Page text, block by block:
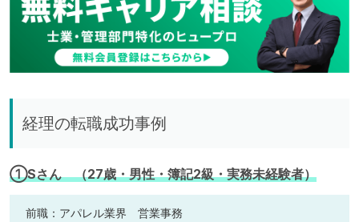
経理の転職成功事例
①Sさん （27歳・男性・簿記2級・実務未経験者）
前職：アパレル業界 営業事務